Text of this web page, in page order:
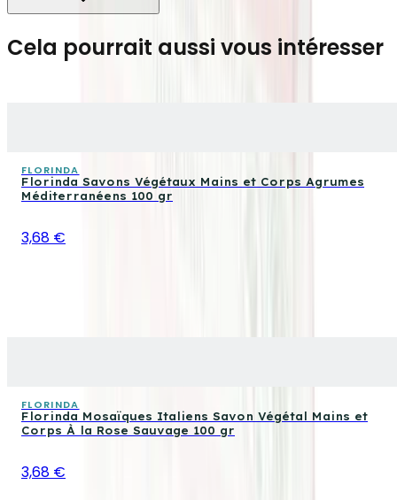
Cela pourrait aussi vous intéresser
FLORINDA
Florinda Savons Végétaux Mains et Corps Agrumes
Méditerranéens 100 gr
3,68 €
FLORINDA
Florinda Mosaïques Italiens Savon Végétal Mains et
Corps À la Rose Sauvage 100 gr
3,68 €